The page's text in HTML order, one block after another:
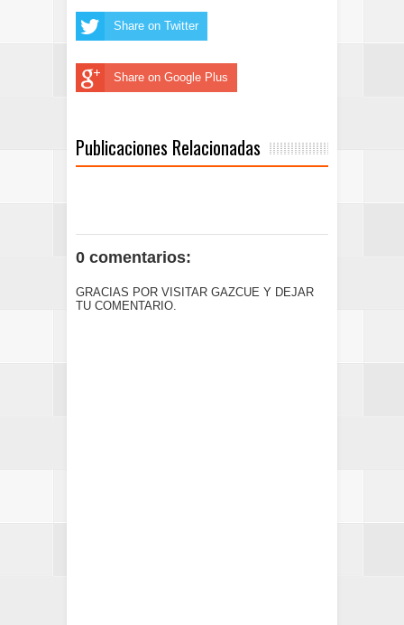
Share on Twitter
Share on Google Plus
Publicaciones Relacionadas
0 comentarios:
GRACIAS POR VISITAR GAZCUE Y DEJAR
TU COMENTARIO.